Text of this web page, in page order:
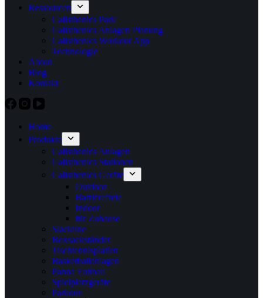
Ressourcen
Calisthenics Park
Calisthenics Anlagen Planung
Calisthenics Workout App
Technologie
About
Blog
Kontakt
Home
Produkte
Calisthenics Anlagen
Calisthenics Stationen
Calisthenics Geräte
Outdoor
Barrierefreie
Indoor
für Zuhause
Slackline
Boxsackständer
Tischtennisplatten
Basketballanlagen
Panna Fußball
Spielplatzgeräte
Parkour